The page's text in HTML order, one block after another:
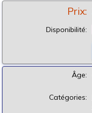
Prix:
Disponibilité:
Âge:
Catégories: